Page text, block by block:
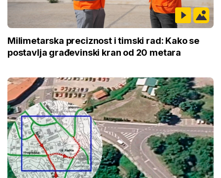
Milimetarska preciznost i timski rad: Kako se
postavlja građevinski kran od 20 metara